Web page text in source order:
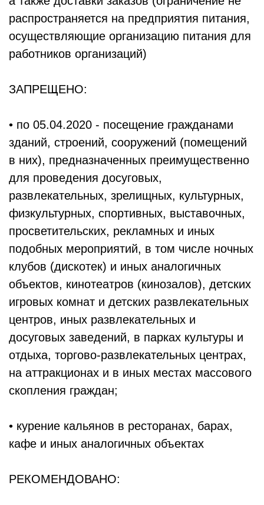
распространяется на предприятия питания,
осуществляющие организацию питания для
работников организаций)
ЗАПРЕЩЕНО:
• по 05.04.2020 - посещение гражданами
зданий, строений, сооружений (помещений
в них), предназначенных преимущественно
для проведения досуговых,
развлекательных, зрелищных, культурных,
физкультурных, спортивных, выставочных,
просветительских, рекламных и иных
подобных мероприятий, в том числе ночных
клубов (дискотек) и иных аналогичных
объектов, кинотеатров (кинозалов), детских
игровых комнат и детских развлекательных
центров, иных развлекательных и
досуговых заведений, в парках культуры и
отдыха, торгово-развлекательных центрах,
на аттракционах и в иных местах массового
скопления граждан;
• курение кальянов в ресторанах, барах,
кафе и иных аналогичных объектах
РЕКОМЕНДОВАНО: